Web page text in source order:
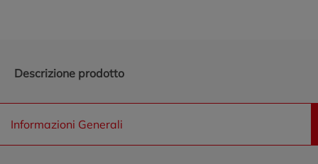
Descrizione prodotto
Informazioni Generali